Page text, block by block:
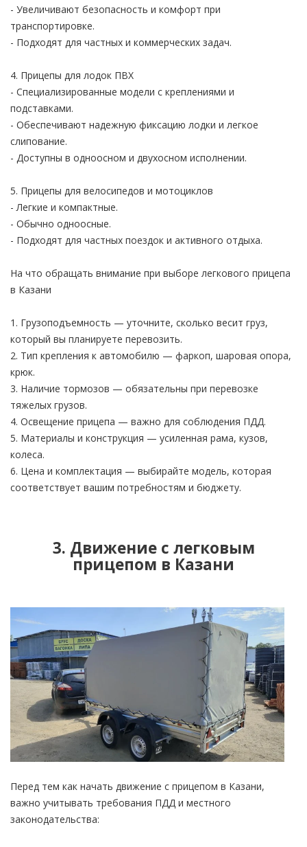
- Увеличивают безопасность и комфорт при
транспортировке.
- Подходят для частных и коммерческих задач.
4. Прицепы для лодок ПВХ
- Специализированные модели с креплениями и
подставками.
- Обеспечивают надежную фиксацию лодки и легкое
слипование.
- Доступны в одноосном и двухосном исполнении.
5. Прицепы для велосипедов и мотоциклов
- Легкие и компактные.
- Обычно одноосные.
- Подходят для частных поездок и активного отдыха.
На что обращать внимание при выборе легкового прицепа
в Казани
1. Грузоподъемность — уточните, сколько весит груз,
который вы планируете перевозить.
2. Тип крепления к автомобилю — фаркоп, шаровая опора,
крюк.
3. Наличие тормозов — обязательны при перевозке
тяжелых грузов.
4. Освещение прицепа — важно для соблюдения ПДД.
5. Материалы и конструкция — усиленная рама, кузов,
колеса.
6. Цена и комплектация — выбирайте модель, которая
соответствует вашим потребностям и бюджету.
3. Движение с легковым
прицепом в Казани
Перед тем как начать движение с прицепом в Казани,
важно учитывать требования ПДД и местного
законодательства: